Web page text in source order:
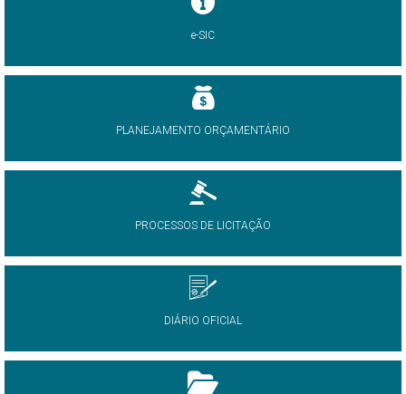
e-SIC
PLANEJAMENTO ORÇAMENTÁRIO
PROCESSOS DE LICITAÇÃO
DIÁRIO OFICIAL